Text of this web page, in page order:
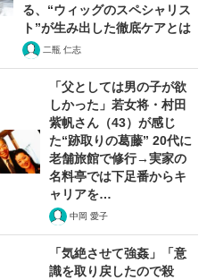
る、“ウィッグのスペシャリス
ト”が生み出した徹底ケアとは
二瓶 仁志
「父としては男の子が欲
しかった」若女将・村田
紫帆さん（43）が感じ
た“跡取りの葛藤” 20代に
老舗旅館で修行→実家の
名料亭では下足番からキ
ャリアを…
中岡 愛子
「気絶させて強姦」「意
識を取り戻したので殺